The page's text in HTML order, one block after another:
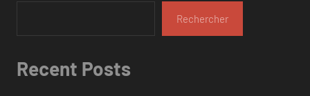
Rechercher
Recent Posts